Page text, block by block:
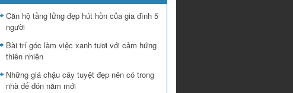
Căn hộ tầng lửng đẹp hút hồn của gia đình 5
người
Bài trí góc làm việc xanh tươi với cảm hứng
thiên nhiên
Những giá chậu cây tuyệt đẹp nên có trong
nhà để đón năm mới